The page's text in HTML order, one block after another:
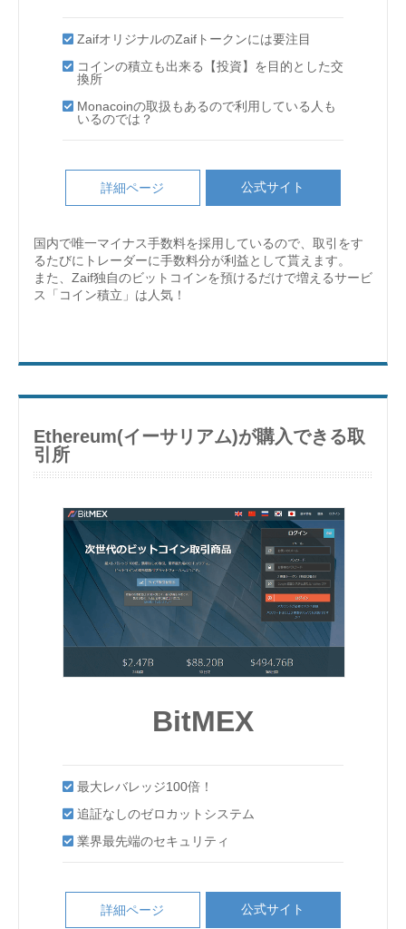
ZaifオリジナルのZaifトークンには要注目
コインの積立も出来る【投資】を目的とした交
換所
Monacoinの取扱もあるので利用している人も
いるのでは？
詳細ページ 公式サイト
国内で唯一マイナス手数料を採用しているので、取引をす
るたびにトレーダーに手数料分が利益として貰えます。
また、Zaif独自のビットコインを預けるだけで増えるサービ
ス「コイン積立」は人気！
Ethereum(イーサリアム)が購入できる取
引所
BitMEX
最大レバレッジ100倍！
追証なしのゼロカットシステム
業界最先端のセキュリティ
詳細ページ 公式サイト